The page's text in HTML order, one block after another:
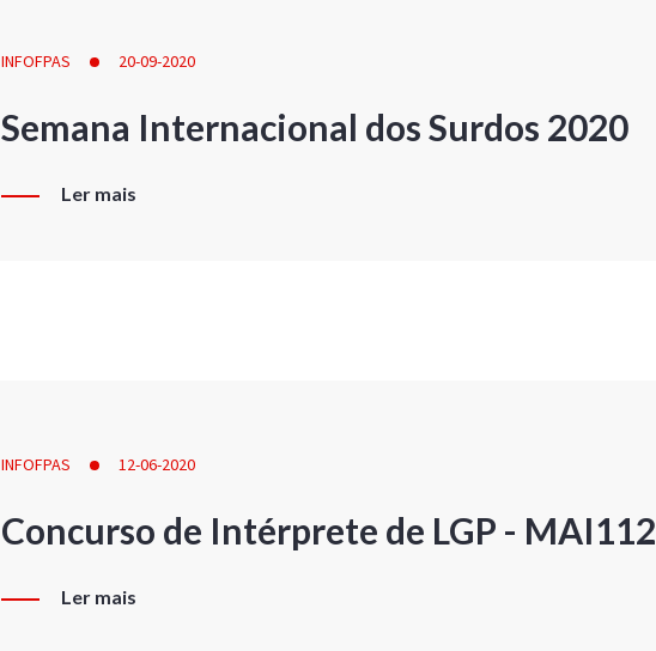
INFOFPAS 20-09-2020
Semana Internacional dos Surdos 2020
Ler mais
INFOFPAS 12-06-2020
Concurso de Intérprete de LGP - MAI112
Ler mais